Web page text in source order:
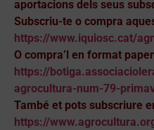
aportacions dels seus
Subscriu-te o compra
https://www.iquiosc.cat/
O compra’l en format
https://
agrocultura-num-79-
També et pots subscriure
https://